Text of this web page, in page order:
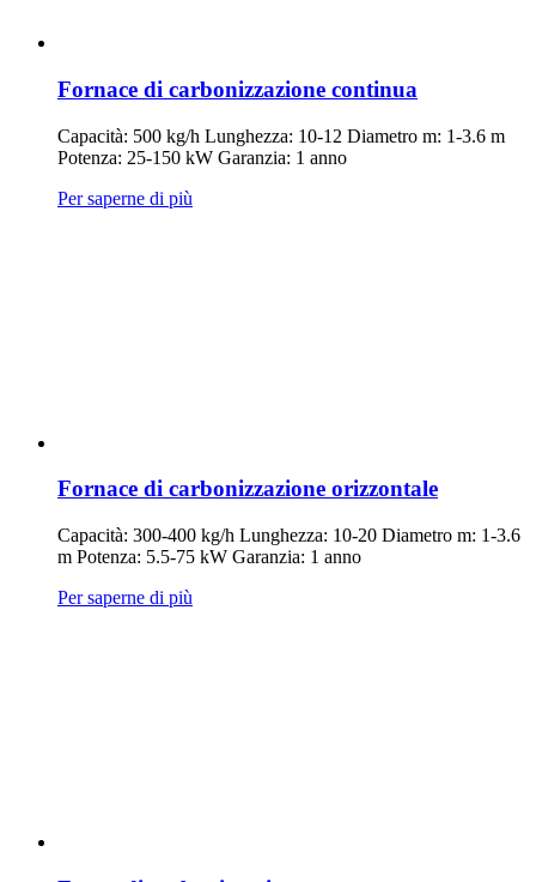
Fornace di carbonizzazione continua
Capacità: 500 kg/h Lunghezza: 10-12 Diametro m: 1-3.6 m
Potenza: 25-150 kW Garanzia: 1 anno
Per saperne di più
Fornace di carbonizzazione orizzontale
Capacità: 300-400 kg/h Lunghezza: 10-20 Diametro m: 1-3.6
m Potenza: 5.5-75 kW Garanzia: 1 anno
Per saperne di più